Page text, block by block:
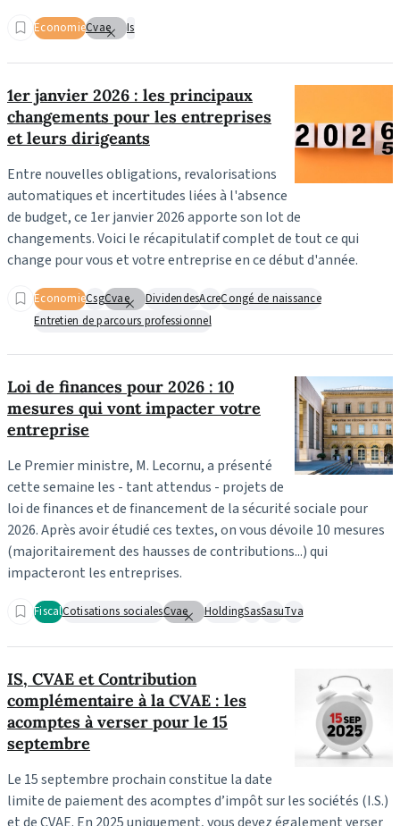
EconomieCvae Is
1er janvier 2026 : les principaux
changements pour les entreprises
et leurs dirigeants
Entre nouvelles obligations, revalorisations
automatiques et incertitudes liées à l'absence
de budget, ce 1er janvier 2026 apporte son lot de
changements.Voici le récapitulatif complet de tout ce qui
change pour vous et votre entreprise en ce début d'année.
EconomieCsgCvae DividendesAcreCongé de naissance
Entretien de parcours professionnel
Loi de finances pour 2026 : 10
mesures qui vont impacter votre
entreprise
Le Premier ministre, M. Lecornu, a présenté
cette semaine les - tant attendus - projets de
loi de finances et de financement de la sécurité sociale pour
2026. Après avoir étudié ces textes, on vous dévoile 10 mesures
(majoritairement des hausses de contributions...) qui
impacteront les entreprises.
FiscalCotisations socialesCvae HoldingSasSasuTva
IS, CVAE et Contribution
complémentaire à la CVAE : les
acomptes à verser pour le 15
septembre
Le 15 septembre prochain constitue la date
limite de paiement des acomptes d’impôt sur les sociétés (I.S.)